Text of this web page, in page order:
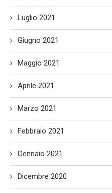
Luglio 2021
Giugno 2021
Maggio 2021
Aprile 2021
Marzo 2021
Febbraio 2021
Gennaio 2021
Dicembre 2020